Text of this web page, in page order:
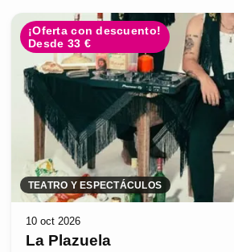
¡Oferta con descuento!
Desde 33 €
TEATRO Y ESPECTÁCULOS
10 oct 2026
La Plazuela